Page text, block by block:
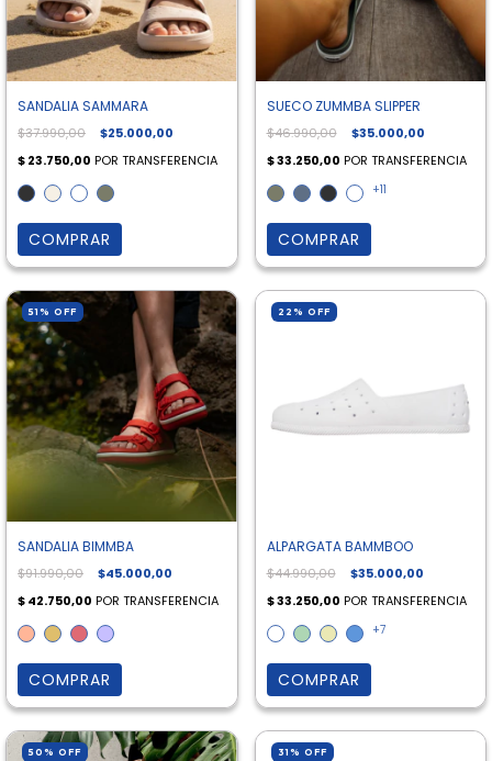
SANDALIA SAMMARA
$37.990,00 $25.000,00
COMPRAR
SUECO ZUMMBA SLIPPER
$46.990,00 $35.000,00
+11
COMPRAR
51 % OFF
SANDALIA BIMMBA
$91.990,00 $45.000,00
COMPRAR
22 % OFF
ALPARGATA BAMMBOO
$44.990,00 $35.000,00
+7
COMPRAR
50 % OFF 31 % OFF